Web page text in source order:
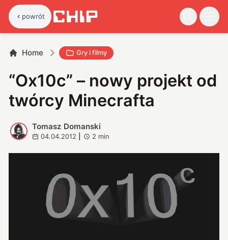
powrót
Home Gry i filmy
“Ox10c” – nowy projekt od
twórcy Minecrafta
T
Tomasz Domanski
04.04.2012 2 min